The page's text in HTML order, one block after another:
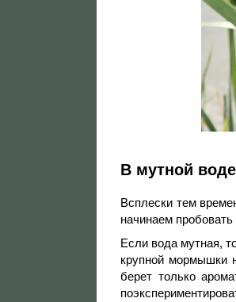
В мутной воде
Всплески тем
начинаем пробовать
Если вода мутная,
крупной мормышки
берет только